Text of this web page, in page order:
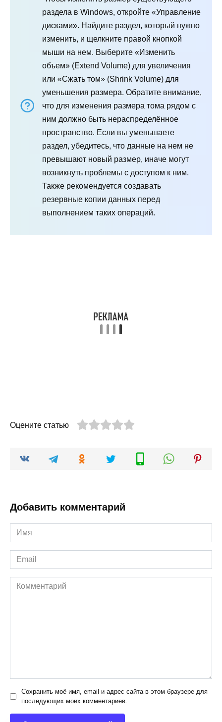
раздела в Windows, откройте «Управление
дисками». Найдите раздел, который нужно
изменить, и щелкните правой кнопкой
мыши на нем. Выберите «Изменить
объем» (Extend Volume) для увеличения
или «Сжать том» (Shrink Volume) для
уменьшения размера. Обратите внимание,
что для изменения размера тома рядом с
ним должно быть нераспределённое
пространство. Если вы уменьшаете
раздел, убедитесь, что данные на нем не
превышают новый размер, иначе могут
возникнуть проблемы с доступом к ним.
Также рекомендуется создавать
резервные копии данных перед
выполнением таких операций.
Оцените статью
Добавить комментарий
Имя
*
Email
*
Комментарий
Сохранить моё имя, email и адрес сайта в этом браузере для
последующих моих комментариев.